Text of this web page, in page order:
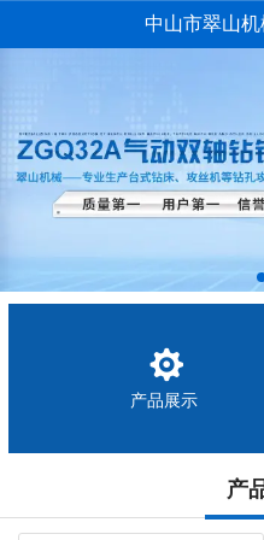
中山市翠山机
产品展示
产